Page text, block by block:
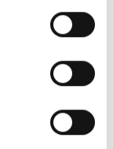
Senigallia